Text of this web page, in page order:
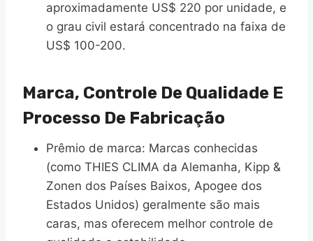
aproximadamente US$ 220 por unidade, e
o grau civil estará concentrado na faixa de
US$ 100-200.
Marca, Controle De Qualidade E
Processo De Fabricação
Prêmio de marca​: Marcas conhecidas
(como THIES CLIMA da Alemanha, Kipp &
Zonen dos Países Baixos, Apogee dos
Estados Unidos) geralmente são mais
caras, mas oferecem melhor controle de